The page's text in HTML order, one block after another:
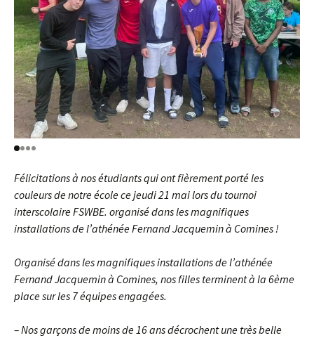
Félicitations à nos étudiants qui ont fièrement porté les
couleurs de notre école ce jeudi 21 mai lors du tournoi
interscolaire FSWBE. organisé dans les magnifiques
installations de l’athénée Fernand Jacquemin à Comines !
Organisé dans les magnifiques installations de l’athénée
Fernand Jacquemin à Comines, nos filles terminent à la 6ème
place sur les 7 équipes engagées.
– Nos garçons de moins de 16 ans décrochent une très belle